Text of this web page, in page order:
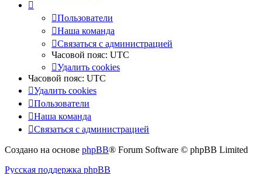
Пользователи
Наша команда
Связаться с администрацией
Часовой пояс: UTC
Удалить cookies
Часовой пояс: UTC
Удалить cookies
Пользователи
Наша команда
Связаться с администрацией
Создано на основе phpBB® Forum Software © phpBB Limited
Русская поддержка phpBB